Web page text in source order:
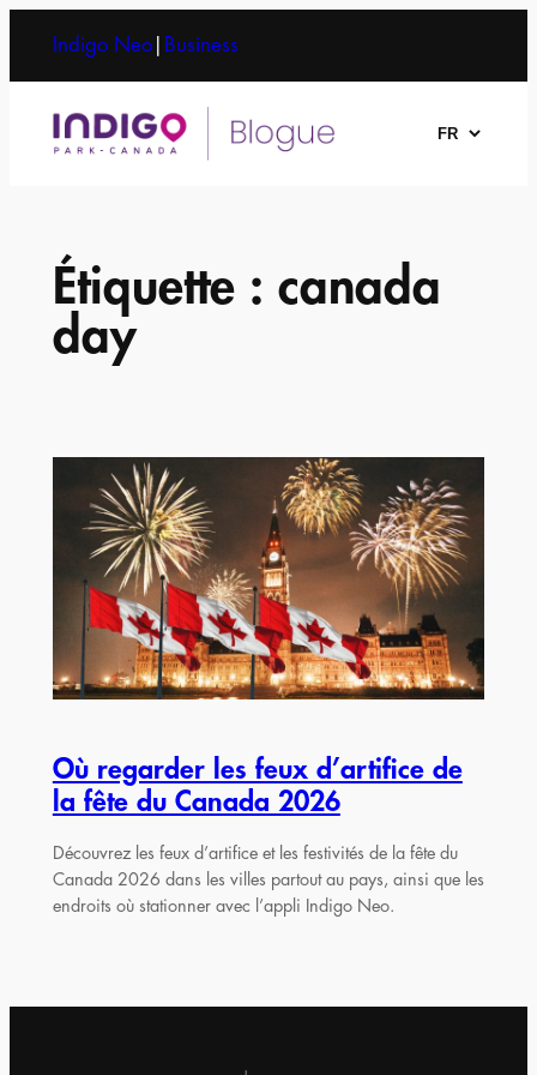
contenu
Indigo Neo| Business
Choisir
Étiquette : canada
day
Où regarder les feux d’artifice de
la fête du Canada 2026
Découvrez les feux d’artifice et les festivités de la fête du
Canada 2026 dans les villes partout au pays, ainsi que les
endroits où stationner avec l’appli Indigo Neo.